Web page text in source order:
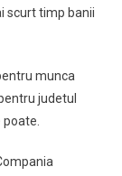
scurt timp banii
munca
judetul